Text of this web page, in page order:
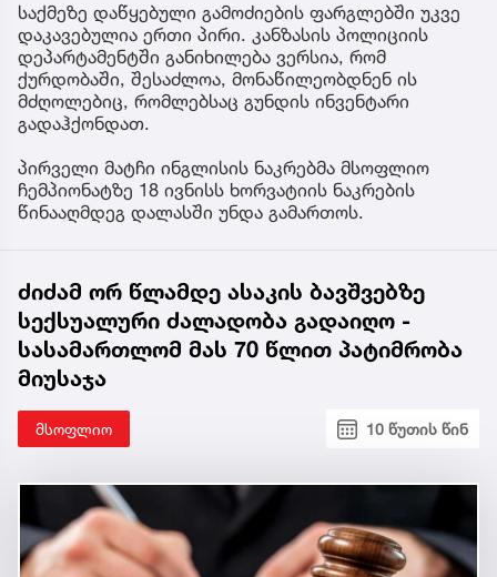
საქმეზე დაწყებული გამოძიების ფარგლებში უკვე
დაკავებულია ერთი პირი. კანზასის პოლიციის
დეპარტამენტში განიხილება ვერსია, რომ
ქურდობაში, შესაძლოა, მონაწილეობდნენ ის
მძღოლებიც, რომლებსაც გუნდის ინვენტარი
გადაჰქონდათ.
პირველი მატჩი ინგლისის ნაკრებმა მსოფლიო
ჩემპიონატზე 18 ივნისს ხორვატიის ნაკრების
წინააღმდეგ დალასში უნდა გამართოს.
ძიძამ ორ წლამდე ასაკის ბავშვებზე
სექსუალური ძალადობა გადაიღო -
სასამართლომ მას 70 წლით პატიმრობა
მიუსაჯა
მსოფლიო 10 წუთის წინ